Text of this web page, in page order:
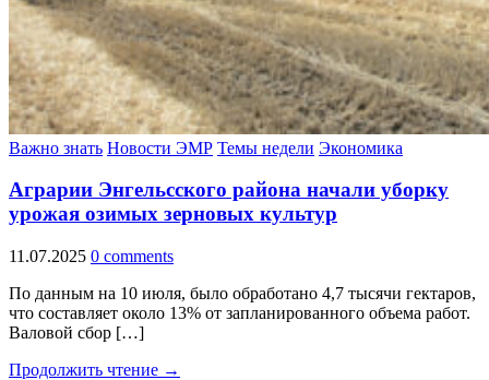
Важно знать Новости ЭМР Темы недели Экономика
Аграрии Энгельсского района начали уборку
урожая озимых зерновых культур
11.07.2025 0 comments
По данным на 10 июля, было обработано 4,7 тысячи гектаров,
что составляет около 13% от запланированного объема работ.
Валовой сбор […]
Продолжить чтение →